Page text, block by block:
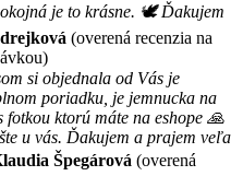
je to krásne. 🕊 Ďakujem
(overená recenzia na
si objednala od Vás je
poriadku, je jemnucka na
fotkou ktorú máte na eshope 🙏
u vás. Ďakujem a prajem veľa
Špegárová (overená